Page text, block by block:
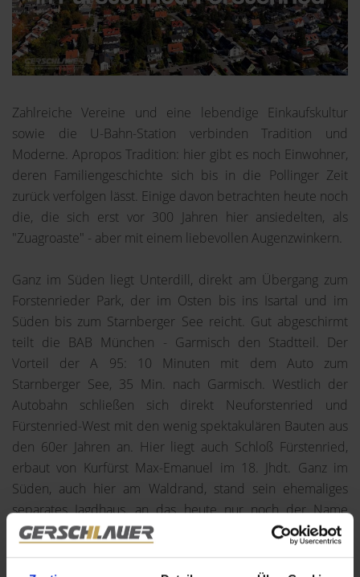
Zahlreiche Vereine und eine lebendige Einkaufskultur
sowie die U-Bahn-Station verbinden Tradition und
Moderne. Apropos Tradition: hier gibt es noch Einwohner,
deren Familiengeschichte sich bis in die Pollinger Zeit
zurück verfolgen lässt. Einige davon betrachten heute noch
die, die sich erst vor 300 Jahren hier ansiedelten, als
"Zuagroaste" - aber mit einem liebevollen Augenzwinkern.
Ganz im Süden liegt Unterdill, direkt am Übergang zum
Forstenrieder Park, der im Osten bis ins Isartal und im
Süden bis zum Starnberger See reicht. Gut abgeschirmt
teilt die BAB München - Garmisch den Stadtteil. Der
Vorteil der A 95: 10 Minuten mit dem Auto zum
Starnberger See, 35 Min. nach Garmisch. Westlich der
Autobahn schließen sich direkt Neuforstenried und
Fürstenried-West mit den wenig spektakulären Bauten aus
den 60er Jahren an. Hier liegt auch Schloß Fürstenried,
erbaut von Kurfürst Max-Emanuel im 18. Jhdt. Ganz im
Süden, auch hier am Waldrand, stand sein ehemaliges
separates Jagdhaus, an das heute nur noch der Name
erinnert: "Maxhof".
Eine Top-Wohnlage, überwiegend mit Einfamilien- und